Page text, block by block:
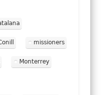
missioners
Monterrey